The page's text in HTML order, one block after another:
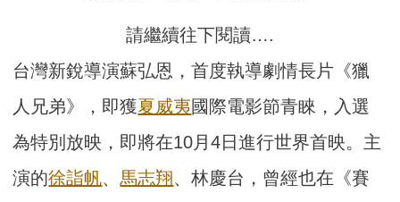
請繼續往下閱讀….
台灣新銳導演蘇弘恩，首度執導劇情長片《獵
人兄弟》，即獲夏威夷國際電影節青睞，入選
為特別放映，即將在10月4日進行世界首映。主
演的徐詣帆、 馬志翔、林慶台，曾經也在《賽